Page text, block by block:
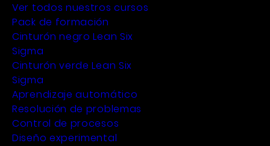
Ver todos nuestros cursos
Pack de formación
Cinturón negro Lean Six
Sigma
Cinturón verde Lean Six
Sigma
Aprendizaje automático
Resolución de problemas
Control de procesos
Diseño experimental